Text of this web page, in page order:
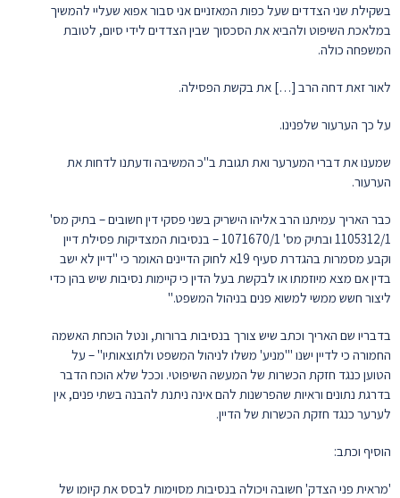
בשקילת שני הצדדים שעל כפות המאזניים אני סבור אפוא שעליי להמשיך
במלאכת השיפוט ולהביא את הסכסוך שבין הצדדים לידי סיום, לטובת
המשפחה כולה.
לאור זאת דחה הרב […] את בקשת הפסילה.
על כך הערעור שלפנינו.
שמענו את דברי המערער ואת תגובת ב"כ המשיבה ודעתנו לדחות את
הערעור.
כבר האריך עמיתנו הרב אליהו הישריק בשני פסקי דין חשובים – בתיק מס'
1105312/1 ובתיק מס' 1071670/1 – בנסיבות המצדיקות פסילת דיין
וקבע מסמרות בהגדרת סעיף 19א לחוק הדיינים האומר כי "דיין לא ישב
בדין אם מצא מיוזמתו או לבקשת בעל הדין כי קיימות נסיבות שיש בהן כדי
ליצור חשש ממשי למשוא פנים בניהול המשפט."
בדבריו שם האריך וכתב שיש צורך בנסיבות ברורות, ונטל הוכחת האשמה
החמורה כי לדיין ישנו "'מניע' משלו לניהול המשפט ולתוצאותיו" – על
הטוען כנגד חזקת הכשרות של המעשה השיפוטי. וככל שלא הוכח הדבר
בדרגת נתונים וראיות שהפרשנות להם אינה ניתנת להבנה בשתי פנים, אין
לערער כנגד חזקת הכשרות של הדיין.
הוסיף וכתב:
'מראית פני הצדק' חשובה ויכולה בנסיבות מסוימות לבסס את קיומו של